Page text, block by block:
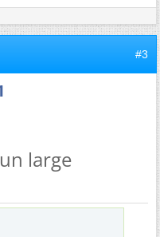
#3
large